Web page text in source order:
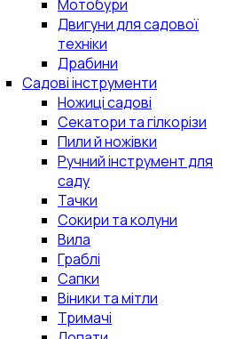
Мотобури
Двигуни для садової
техніки
Драбини
Садові інструменти
Ножиці садові
Секатори та гілкорізи
Пили й ножівки
Ручний інструмент для
саду
Тачки
Сокири та колуни
Вила
Граблі
Сапки
Віники та мітли
Тримачі